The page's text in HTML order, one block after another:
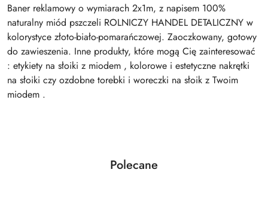
Baner reklamowy o wymiarach 2x1m, z napisem 100%
naturalny miód pszczeli ROLNICZY HANDEL DETALICZNY w
kolorystyce złoto-biało-pomarańczowej. Zaoczkowany, gotowy
do zawieszenia. Inne produkty, które mogą Cię zainteresować
: etykiety na słoiki z miodem , kolorowe i estetyczne nakrętki
na słoiki czy ozdobne torebki i woreczki na słoik z Twoim
miodem .
Pomiń karuzelę produktów
Produkty
Polecane